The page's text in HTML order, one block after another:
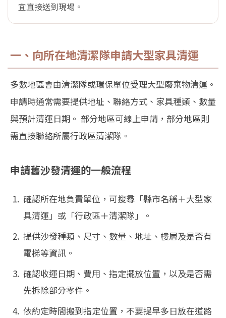
宜直接送到現場。
一、向所在地清潔隊申請大型家具清運
多數地區會由清潔隊或環保單位受理大型廢棄物清運。
申請時通常需要提供地址、聯絡方式、家具種類、數量
與預計清運日期。 部分地區可線上申請，部分地區則
需直接聯絡所屬行政區清潔隊。
申請舊沙發清運的一般流程
確認所在地負責單位，可搜尋「縣市名稱＋大型家
具清運」或「行政區＋清潔隊」。
提供沙發種類、尺寸、數量、地址、樓層及是否有
電梯等資訊。
確認收運日期、費用、指定擺放位置，以及是否需
先拆除部分零件。
依約定時間搬到指定位置，不要提早多日放在道路